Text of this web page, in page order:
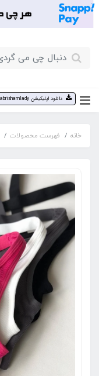
دانلود اپلیکیشن abrishamlady
خانه فهرست محصولات